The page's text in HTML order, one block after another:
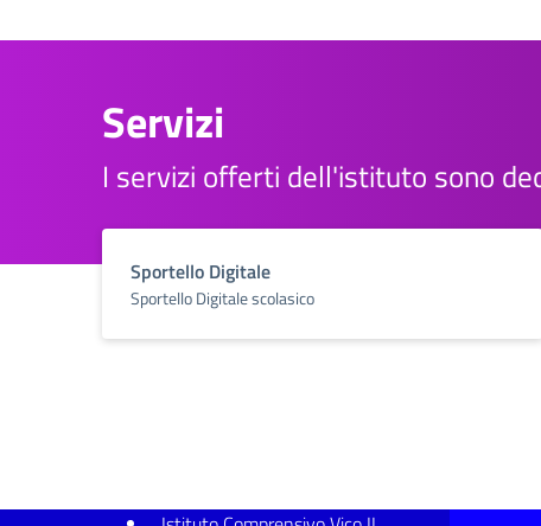
Servizi
I servizi offerti dell'istituto sono
Sportello Digitale
Sportello Digitale scolasico